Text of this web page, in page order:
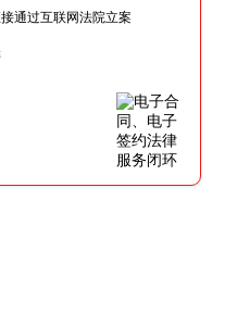
通过互联网法院立案